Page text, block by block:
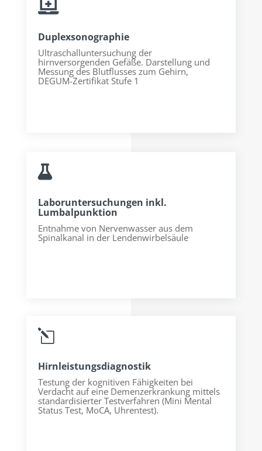

Duplexsonographie
Ultraschalluntersuchung der
hirnversorgenden Gefäße. Darstellung und
Messung des Blutflusses zum Gehirn,
DEGUM-Zertifikat Stufe 1

Laboruntersuchungen inkl.
Lumbalpunktion
Entnahme von Nervenwasser aus dem
Spinalkanal in der Lendenwirbelsäule
l
Hirnleistungsdiagnostik
Testung der kognitiven Fähigkeiten bei
Verdacht auf eine Demenzerkrankung mittels
standardisierter Testverfahren (Mini Mental
Status Test, MoCA, Uhrentest).